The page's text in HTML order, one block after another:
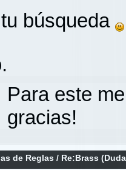
búsqueda
Para este
gracias!
de Reglas / Re:Brass